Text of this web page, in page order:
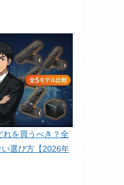
れを買うべき？全
選び方【2026年